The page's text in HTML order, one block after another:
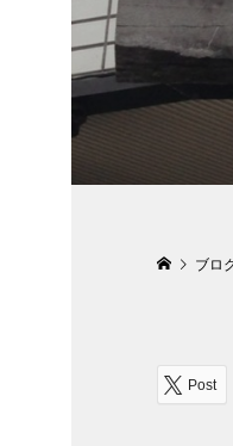
ブロ
Post